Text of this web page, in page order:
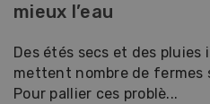
mieux l’eau
Des étés secs et des pluies
mettent nombre de fermes
Pour pallier ces problè...